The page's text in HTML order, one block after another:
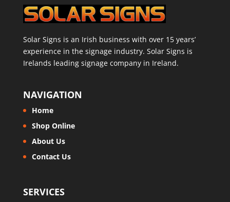
Solar Signs is an Irish business with over 15 years’
experience in the signage industry. Solar Signs is
Irelands leading signage company in Ireland.
NAVIGATION
Home
Shop Online
About Us
Contact Us
SERVICES